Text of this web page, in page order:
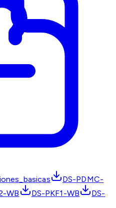
DS-PDMC-
WB DS-PKF1-WB
DS-